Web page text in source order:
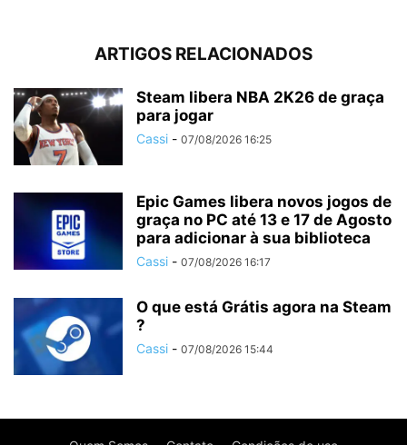
ARTIGOS RELACIONADOS
Steam libera NBA 2K26 de graça
para jogar
Cassi - 07/08/2026 16:25
Epic Games libera novos jogos de
graça no PC até 13 e 17 de Agosto
para adicionar à sua biblioteca
Cassi - 07/08/2026 16:17
O que está Grátis agora na Steam
?
Cassi - 07/08/2026 15:44